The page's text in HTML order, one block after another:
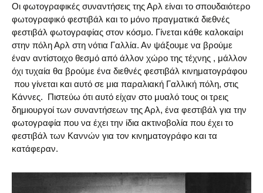
Οι φωτογραφικές συναντήσεις της Αρλ είναι το σπουδαιότερο
φωτογραφικό φεστιβάλ και το μόνο πραγματικά διεθνές
φεστιβάλ φωτογραφίας στον κόσμο. Γίνεται κάθε καλοκαίρι
στην πόλη Αρλ στη νότια Γαλλία. Αν ψάξουμε να βρούμε
έναν αντίστοιχο θεσμό από άλλον χώρο της τέχνης , μάλλον
όχι τυχαία θα βρούμε ένα διεθνές φεστιβάλ κινηματογράφου
που γίνεται και αυτό σε μια παραλιακή Γαλλική πόλη, στις
Κάννες. Πιστεύω ότι αυτό είχαν στο μυαλό τους οι τρεις
δημιουργοί των συναντήσεων της Αρλ, ένα φεστιβάλ για την
φωτογραφία που να έχει την ίδια ακτινοβολία που έχει το
φεστιβάλ των Καννών για τον κινηματογράφο και τα
κατάφεραν.